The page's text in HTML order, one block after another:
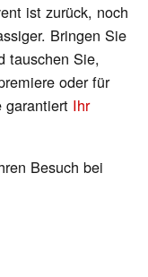
ist zurück, noch
Bringen Sie
tauschen Sie,
oder für
garantiert Ihr
Besuch bei